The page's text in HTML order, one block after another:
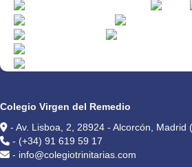
Colegio Virgen del Remedio
- Av. Lisboa, 2, 28924 - Alcorcón, Madrid
- (+34) 91 619 59 17
- info@colegiotrinitarias.com